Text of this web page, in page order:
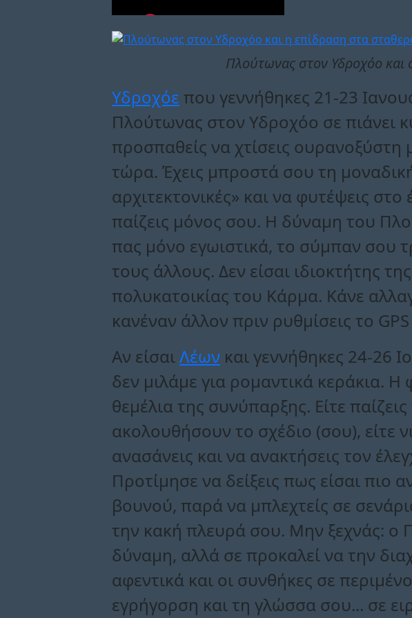
Πλούτωνας στον Υδροχόο και
Υδροχόε που γεννήθηκες 21-23
Πλούτωνας στον Υδροχόο σε πιάνει
προσπαθείς να χτίσεις
τώρα. Έχεις μπροστά σου τη
αρχιτεκτονικές» και να φυτέψεις
παίζεις μόνος σου. Η δύναμη του
πας μόνο εγωιστικά, το σύμπαν σου
τους άλλους. Δεν είσαι ιδιοκτήτης
πολυκατοικίας του Κάρμα. Κάνε
κανέναν άλλον πριν ρυθμίσεις το
Αν είσαιΛέων και γεννήθηκες 24-26
δεν μιλάμε για ρομαντικά κεράκια. Η
θεμέλια της συνύπαρξης. Είτε
ακολουθήσουν το σχέδιο (σου), είτε
ανασάνεις και να ανακτήσεις τον
Προτίμησε να δείξεις πως είσαι
βουνού, παρά να μπλεχτείς σε
την κακή πλευρά σου. Μην ξεχνάς: ο
δύναμη, αλλά σε προκαλεί να την
αφεντικά και οι συνθήκες σε
εγρήγορση και τη γλώσσα σου... σε